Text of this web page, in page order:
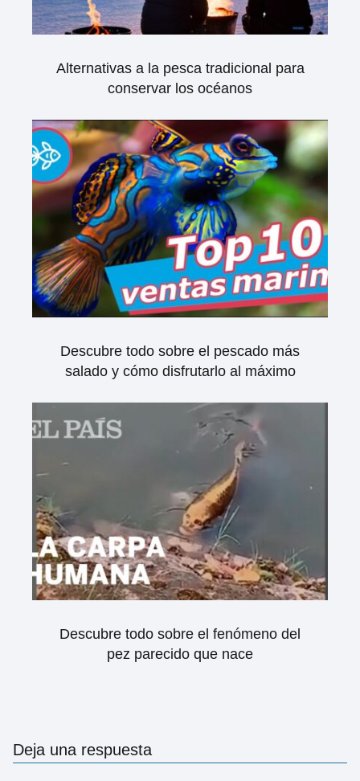
Alternativas a la pesca tradicional para
conservar los océanos
Descubre todo sobre el pescado más
salado y cómo disfrutarlo al máximo
Descubre todo sobre el fenómeno del
pez parecido que nace
Deja una respuesta